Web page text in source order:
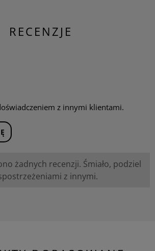
RECENZJE
z innymi klientami.
żadnych recenzji. Śmiało, podziel
z innymi.